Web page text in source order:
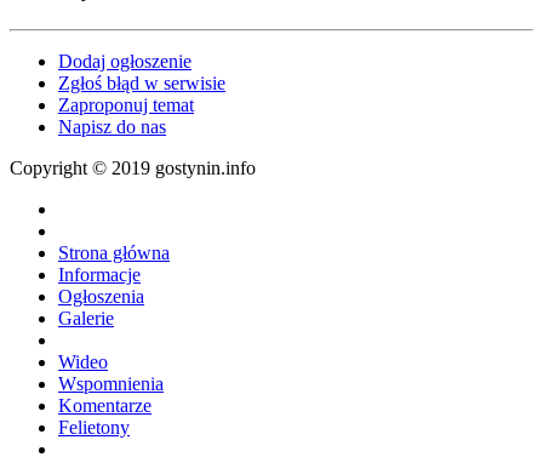
Dodaj ogłoszenie
Zgłoś błąd w serwisie
Zaproponuj temat
Napisz do nas
Copyright © 2019 gostynin.info
Strona główna
Informacje
Ogłoszenia
Galerie
Wideo
Wspomnienia
Komentarze
Felietony